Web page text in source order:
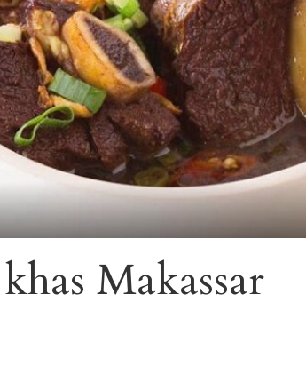
Makassar